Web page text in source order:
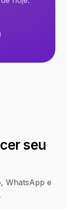
seu
WhatsApp e